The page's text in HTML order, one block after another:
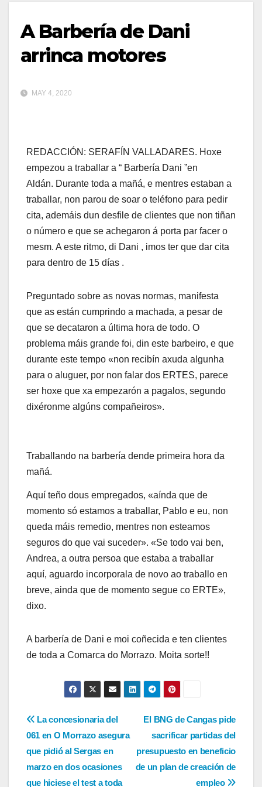
A Barbería de Dani
arrinca motores
MAY 4, 2020
REDACCIÓN: SERAFÍN VALLADARES. Hoxe
empezou a traballar a “ Barbería Dani ”en
Aldán. Durante toda a mañá, e mentres estaban a
traballar, non parou de soar o teléfono para pedir
cita, ademáis dun desfile de clientes que non tiñan
o número e que se achegaron á porta par facer o
mesm. A este ritmo, di Dani , imos ter que dar cita
para dentro de 15 días .
Preguntado sobre as novas normas, manifesta
que as están cumprindo a machada, a pesar de
que se decataron a última hora de todo. O
problema máis grande foi, din este barbeiro, e que
durante este tempo «non recibín axuda algunha
para o aluguer, por non falar dos ERTES, parece
ser hoxe que xa empezarón a pagalos, segundo
dixéronme algúns compañeiros».
Traballando na barbería dende primeira hora da
mañá.
Aquí teño dous empregados, «aínda que de
momento só estamos a traballar, Pablo e eu, non
queda máis remedio, mentres non esteamos
seguros do que vai suceder». «Se todo vai ben,
Andrea, a outra persoa que estaba a traballar
aquí, aguardo incorporala de novo ao traballo en
breve, ainda que de momento segue co ERTE»,
dixo.
A barbería de Dani e moi coñecida e ten clientes
de toda a Comarca do Morrazo. Moita sorte!!
Navegación
de
entradas
El BNG de Cangas pide
sacrificar partidas del
presupuesto en beneficio
de un plan de creación de
empleo
La concesionaria del
061 en O Morrazo asegura
que pidió al Sergas en
marzo en dos ocasiones
que hiciese el test a toda